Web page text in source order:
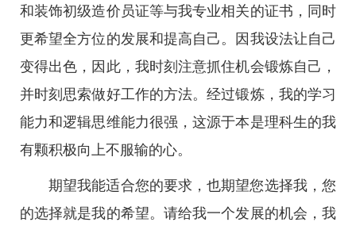
和装饰初级造价员证等与我专业相关的证书，同时
更希望全方位的发展和提高自己。因我设法让自己
变得出色，因此，我时刻注意抓住机会锻炼自己，
并时刻思索做好工作的方法。经过锻炼，我的学习
能力和逻辑思维能力很强，这源于本是理科生的我
有颗积极向上不服输的心。
期望我能适合您的要求，也期望您选择我，您
的选择就是我的希望。请给我一个发展的机会，我